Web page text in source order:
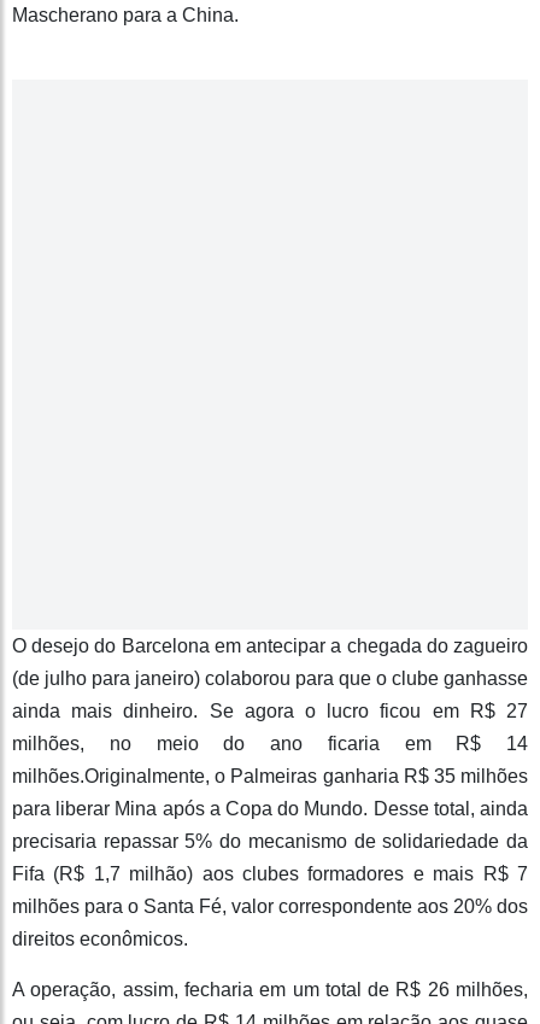
Mascherano para a China.
O desejo do Barcelona em antecipar a chegada do zagueiro
(de julho para janeiro) colaborou para que o clube ganhasse
ainda mais dinheiro. Se agora o lucro ficou em R$ 27
milhões, no meio do ano ficaria em R$ 14
milhões.Originalmente, o Palmeiras ganharia R$ 35 milhões
para liberar Mina após a Copa do Mundo. Desse total, ainda
precisaria repassar 5% do mecanismo de solidariedade da
Fifa (R$ 1,7 milhão) aos clubes formadores e mais R$ 7
milhões para o Santa Fé, valor correspondente aos 20% dos
direitos econômicos.
A operação, assim, fecharia em um total de R$ 26 milhões,